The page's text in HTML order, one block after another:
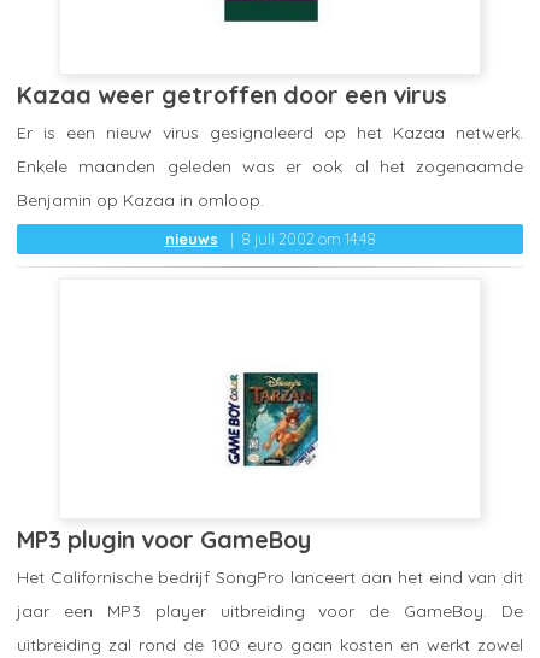
Kazaa weer getroffen door een virus
nieuws 8 juli 2002 om 14:48
Er is een nieuw virus gesignaleerd op het Kazaa netwerk.
Enkele maanden geleden was er ook al het zogenaamde
Benjamin op Kazaa in omloop.
MP3 plugin voor GameBoy
Het Californische bedrijf SongPro lanceert aan het eind van dit
jaar een MP3 player uitbreiding voor de GameBoy. De
uitbreiding zal rond de 100 euro gaan kosten en werkt zowel